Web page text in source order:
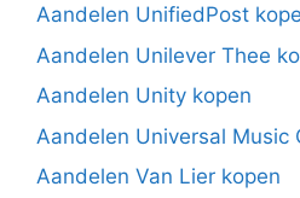
Aandelen UnifiedPost
Aandelen Unilever Thee
Aandelen Unity kopen
Aandelen Universal Music
Aandelen Van Lier kopen